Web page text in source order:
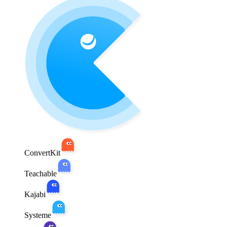
ConvertKit
Teachable
Kajabi
Systeme